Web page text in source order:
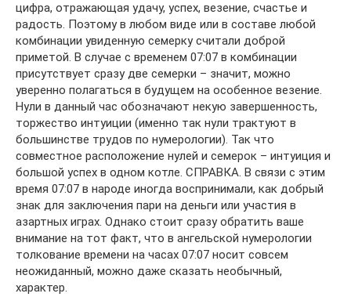
цифра, отражающая удачу, успех, везение, счастье и
радость. Поэтому в любом виде или в составе любой
комбинации увиденную семерку считали доброй
приметой. В случае с временем 07:07 в комбинации
присутствует сразу две семерки – значит, можно
уверенно полагаться в будущем на особенное везение.
Нули в данный час обозначают некую завершенность,
торжество интуиции (именно так нули трактуют в
большинстве трудов по нумерологии). Так что
совместное расположение нулей и семерок – интуиция и
большой успех в одном котле. СПРАВКА. В связи с этим
время 07:07 в народе иногда воспринимали, как добрый
знак для заключения пари на деньги или участия в
азартных играх. Однако стоит сразу обратить ваше
внимание на тот факт, что в ангельской нумерологии
толкование времени на часах 07:07 носит совсем
неожиданный, можно даже сказать необычный,
характер.